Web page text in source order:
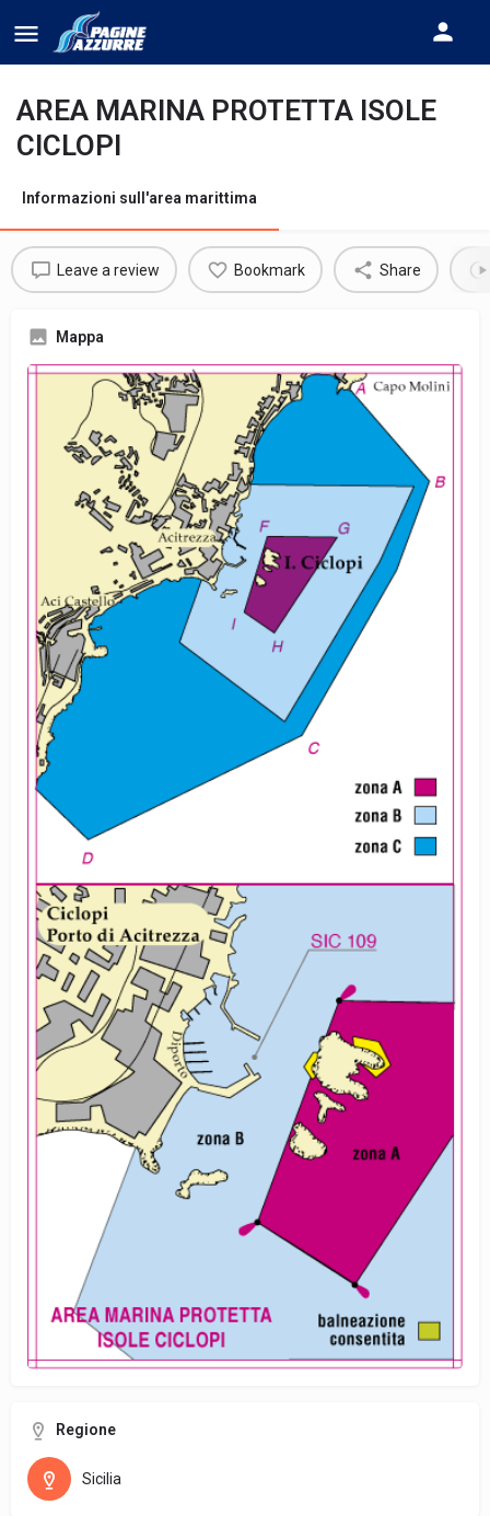
AREA MARINA PROTETTA ISOLE
CICLOPI
Informazioni sull'area marittima
Leave a review Bookmark Share
Mappa
Regione
Sicilia